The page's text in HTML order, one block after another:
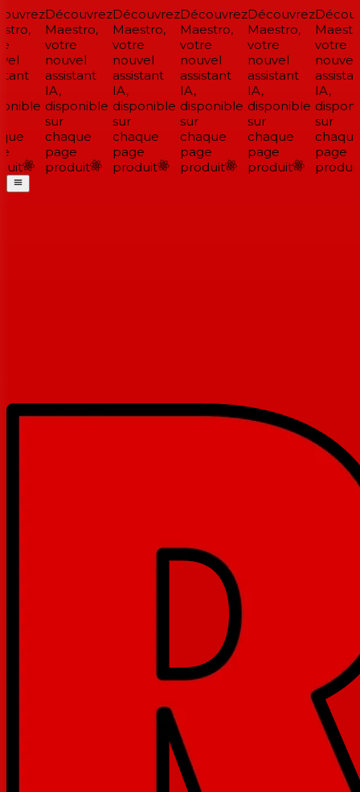
Découvrez
Maestro,
votre
nouvel
assistant
IA,
disponible
sur
chaque
page
produit
Découvrez
Maestro,
votre
nouvel
assistant
IA,
disponible
sur
chaque
page
produit
Découvrez
Maestro,
votre
nouvel
assistant
IA,
disponible
sur
chaque
page
produit
Découvrez
Maestro,
votre
nouvel
assistant
IA,
disponible
sur
chaque
page
produit
votre
nouvel
assistant
IA,
sur
chaque
page
produit